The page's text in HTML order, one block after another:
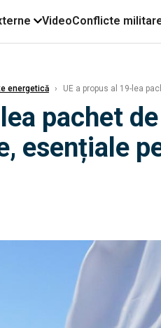
VideoConflicte
energetică › UE a propus al 19-lea
pachet
esențiale